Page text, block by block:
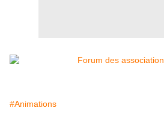
#Animations